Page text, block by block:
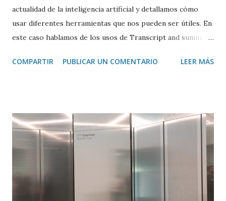
actualidad de la inteligencia artificial y detallamos cómo
usar diferentes herramientas que nos pueden ser útiles. En
este caso hablamos de los usos de Transcript and summary
transcribir y resumir los vídeos de Youtube, así como
COMPARTIR PUBLICAR UN COMENTARIO LEER MÁS